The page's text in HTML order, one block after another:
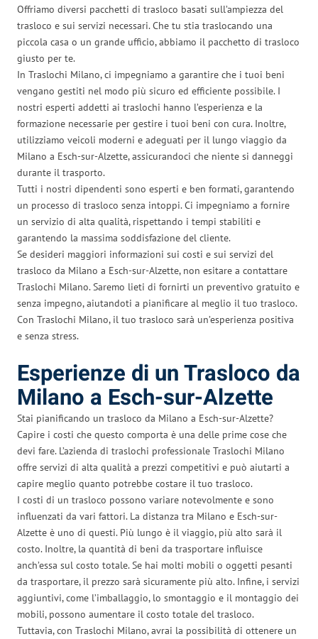
Offriamo diversi pacchetti di trasloco basati sull’ampiezza del
trasloco e sui servizi necessari. Che tu stia traslocando una
piccola casa o un grande ufficio, abbiamo il pacchetto di trasloco
giusto per te.
In Traslochi Milano, ci impegniamo a garantire che i tuoi beni
vengano gestiti nel modo più sicuro ed efficiente possibile. I
nostri esperti addetti ai traslochi hanno l’esperienza e la
formazione necessarie per gestire i tuoi beni con cura. Inoltre,
utilizziamo veicoli moderni e adeguati per il lungo viaggio da
Milano a Esch-sur-Alzette, assicurandoci che niente si danneggi
durante il trasporto.
Tutti i nostri dipendenti sono esperti e ben formati, garantendo
un processo di trasloco senza intoppi. Ci impegniamo a fornire
un servizio di alta qualità, rispettando i tempi stabiliti e
garantendo la massima soddisfazione del cliente.
Se desideri maggiori informazioni sui costi e sui servizi del
trasloco da Milano a Esch-sur-Alzette, non esitare a contattare
Traslochi Milano. Saremo lieti di fornirti un preventivo gratuito e
senza impegno, aiutandoti a pianificare al meglio il tuo trasloco.
Con Traslochi Milano, il tuo trasloco sarà un’esperienza positiva
e senza stress.
Esperienze di un Trasloco da
Milano a Esch-sur-Alzette
Stai pianificando un trasloco da Milano a Esch-sur-Alzette?
Capire i costi che questo comporta è una delle prime cose che
devi fare. L’azienda di traslochi professionale Traslochi Milano
offre servizi di alta qualità a prezzi competitivi e può aiutarti a
capire meglio quanto potrebbe costare il tuo trasloco.
I costi di un trasloco possono variare notevolmente e sono
influenzati da vari fattori. La distanza tra Milano e Esch-sur-
Alzette è uno di questi. Più lungo è il viaggio, più alto sarà il
costo. Inoltre, la quantità di beni da trasportare influisce
anch’essa sul costo totale. Se hai molti mobili o oggetti pesanti
da trasportare, il prezzo sarà sicuramente più alto. Infine, i servizi
aggiuntivi, come l’imballaggio, lo smontaggio e il montaggio dei
mobili, possono aumentare il costo totale del trasloco.
Tuttavia, con Traslochi Milano, avrai la possibilità di ottenere un